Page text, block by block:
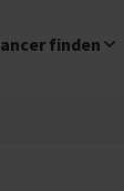
finden